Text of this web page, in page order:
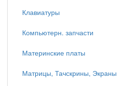
Клавиатуры
Компьютерн. запчасти
Материнские платы
Матрицы, Тачскрины, Экраны